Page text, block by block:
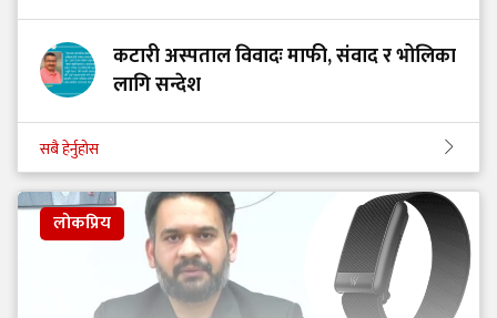
कटारी अस्पताल विवादः माफी, संवाद र भोलिका
लागि सन्देश
सबै हेर्नुहोस
लोकप्रिय